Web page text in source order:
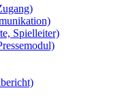
Spielleiter)